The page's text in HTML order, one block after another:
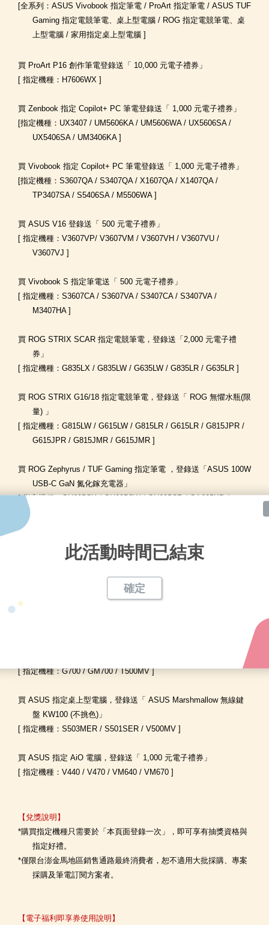
[全系列：ASUS Vivobook 指定筆電 / ProArt 指定筆電 / ASUS TUF
Gaming 指定電競筆電、桌上型電腦 / ROG 指定電競筆電、桌
上型電腦 / 家用指定桌上型電腦 ]
買 ProArt P16 創作筆電登錄送「 10,000 元電子禮券」
[ 指定機種：H7606WX ]
買 Zenbook 指定 Copilot+ PC 筆電登錄送「 1,000 元電子禮券」
[指定機種：UX3407 / UM5606KA / UM5606WA / UX5606SA /
UX5406SA / UM3406KA ]
買 Vivobook 指定 Copilot+ PC 筆電登錄送「 1,000 元電子禮券」
[指定機種：S3607QA / S3407QA / X1607QA / X1407QA /
TP3407SA / S5406SA / M5506WA ]
買 ASUS V16 登錄送「 500 元電子禮券」
[ 指定機種：V3607VP/ V3607VM / V3607VH / V3607VU /
V3607VJ ]
買 Vivobook S 指定筆電送「 500 元電子禮券」
[ 指定機種：S3607CA / S3607VA / S3407CA / S3407VA /
M3407HA ]
買 ROG STRIX SCAR 指定電競筆電，登錄送「2,000 元電子禮
券」
[ 指定機種：G835LX / G835LW / G635LW / G835LR / G635LR ]
買 ROG STRIX G16/18 指定電競筆電，登錄送「 ROG 無懼水瓶(限
量) 」
[ 指定機種：G815LW / G615LW / G815LR / G615LR / G815JPR /
G615JPR / G815JMR / G615JMR ]
買 ROG Zephyrus / TUF Gaming 指定筆電 ，登錄送「ASUS 100W
USB-C GaN 氮化鎵充電器」
[ 指定機種：GU605CX / GU605CW / GU605CR / GA605KP /
[ 指定機種：GZ302EA ]
買 ROG XBOX Ally 電競掌機，並回收指定電競掌機*，登錄送
」舊換新最高回饋現金 $9,200**！
[ 指定機種：G700 / GM700 / T500MV ]
買 ASUS 指定桌上型電腦，登錄送「 ASUS Marshmallow 無線鍵
盤 KW100 (不挑色)」
[ 指定機種：S503MER / S501SER / V500MV ]
買 ASUS 指定 AiO 電腦，登錄送「 1,000 元電子禮券」
[ 指定機種：V440 / V470 / VM640 / VM670 ]
【兌獎說明】
*購買指定機種只需要於「本頁面登錄一次」，即可享有抽獎資格與
指定好禮。
*僅限台澎金馬地區銷售通路最終消費者，恕不適用大批採購、專案
採購及筆電訂閱方案者。
【電子福利即享券使用說明】
此活動時間已結束
確定